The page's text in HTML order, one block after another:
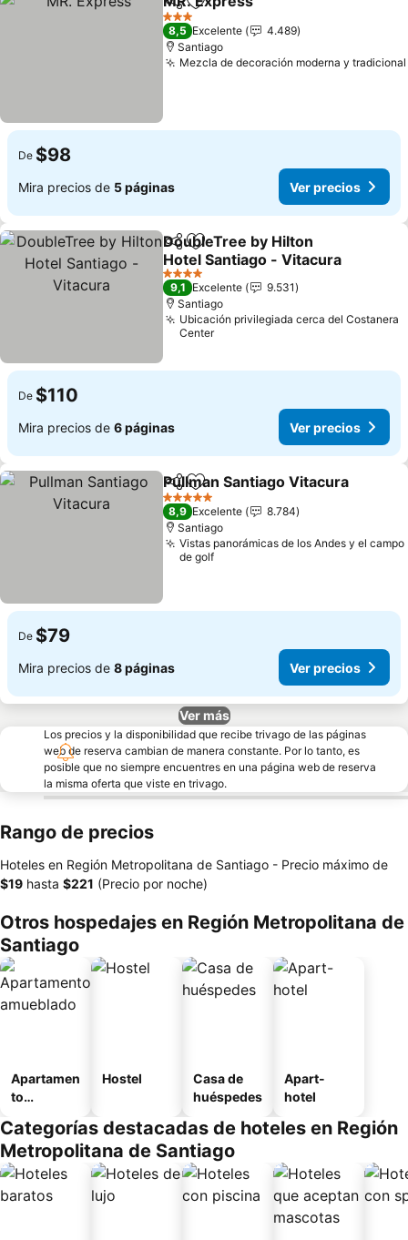
CompartirAgregar a favoritos
3 Estrellas
8,5 Excelente
4.489
Santiago
Mezcla de decoración moderna y tradicional
De $98
Mira precios de 5 páginas Ver precios
CompartirAgregar a favoritos
DoubleTree by Hilton
Hotel Santiago - Vitacura
4 Estrellas
9,1 Excelente
9.531
Santiago
Ubicación privilegiada cerca del Costanera
Center
De $110
Mira precios de 6 páginas Ver precios
CompartirAgregar a favoritos
Pullman Santiago Vitacura
5 Estrellas
8,9 Excelente
8.784
Santiago
Vistas panorámicas de los Andes y el campo
de golf
De $79
Mira precios de 8 páginas Ver precios
Ver más
Los precios y la disponibilidad que recibe trivago de las páginas
web de reserva cambian de manera constante. Por lo tanto, es
posible que no siempre encuentres en una página web de reserva
la misma oferta que viste en trivago.
Rango de precios
Hoteles en Región Metropolitana de Santiago - Precio máximo de
‎$19 hasta ‎$221 (Precio por noche)
Otros hospedajes en Región Metropolitana de
Santiago
Apartamen
to
o
Hostel
Casa de
huéspedes
Apart-
hotel
Categorías destacadas de hoteles en Región
Metropolitana de Santiago